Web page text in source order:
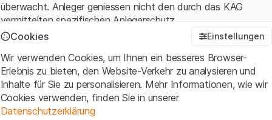
überwacht. Anleger geniessen nicht den durch das KAG
vermittelten spezifischen Anlegerschutz.
Mit dem Zugriff auf diese Website der Leonteq Securities AG
(die "Website") erklären Sie, dass Sie die rechtlichen
Informationen und die wichtigen Hinweise und
Nutzungsbedingungenverstanden haben und akzeptieren.
Wenn Sie mit den Nutzungsbedingungen nicht einverstanden
Cookies Einstellungen
Wir verwenden Cookies, um Ihnen ein besseres Browser-
Erlebnis zu bieten, den Website-Verkehr zu analysieren und
Inhalte für Sie zu personalisieren. Mehr Informationen, wie wir
Cookies verwenden, finden Sie in unserer
Datenschutzerklärung